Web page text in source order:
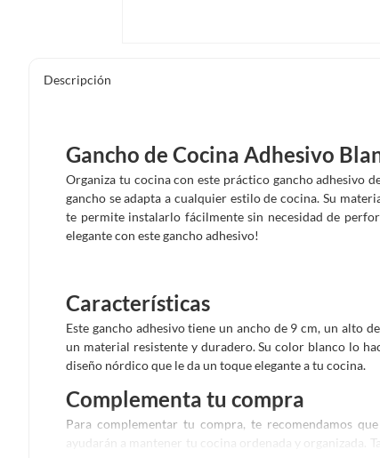
Descripción
Gancho de Cocina Adhesivo
Organiza tu cocina con este práctico gancho adhesivo
gancho se adapta a cualquier estilo de cocina. Su
te permite instalarlo fácilmente sin necesidad de
elegante con este gancho adhesivo!
Características
Este gancho adhesivo tiene un ancho de 9 cm, un alto
un material resistente y duradero. Su color blanco lo
diseño nórdico que le da un toque elegante a tu cocina.
Complementa tu compra
Para complementar tu compra, te recomendamos
ayudarán a mantener tu cocina ordenada y organizada.